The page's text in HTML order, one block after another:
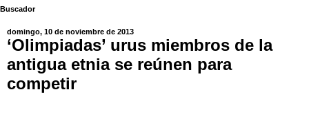
Buscador
domingo, 10 de noviembre de 2013
‘Olimpiadas’ urus miembros de la
antigua etnia se reúnen para
competir